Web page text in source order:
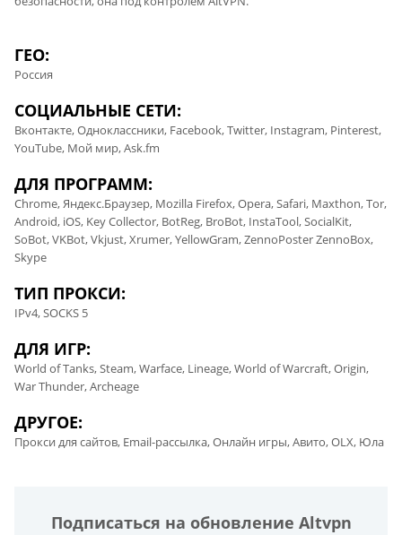
ГЕО:
Россия
СОЦИАЛЬНЫЕ СЕТИ:
Вконтакте, Одноклассники, Facebook, Twitter, Instagram, Pinterest,
YouTube, Мой мир, Ask.fm
ДЛЯ ПРОГРАММ:
Chrome, Яндекс.Браузер, Mozilla Firefox, Opera, Safari, Maxthon, Tor,
Android, iOS, Key Collector, BotReg, BroBot, InstaTool, SocialKit,
SoBot, VKBot, Vkjust, Xrumer, YellowGram, ZennoPoster ZennoBox,
Skype
ТИП ПРОКСИ:
IPv4, SOCKS 5
ДЛЯ ИГР:
World of Tanks, Steam, Warface, Lineage, World of Warcraft, Origin,
War Thunder, Archeage
ДРУГОЕ:
Прокси для сайтов, Email-рассылка, Онлайн игры, Авито, OLX, Юла
Подписаться на обновление Altvpn